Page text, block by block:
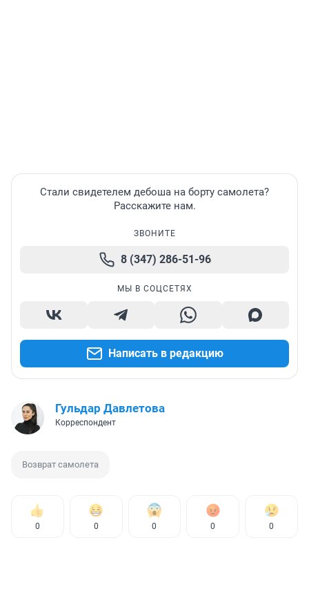
Стали свидетелем дебоша на борту самолета?
Расскажите нам.
ЗВОНИТЕ
8 (347) 286-51-96
МЫ В СОЦСЕТЯХ
Написать в редакцию
Гульдар Давлетова
Корреспондент
Возврат самолета
0 0 0 0 0